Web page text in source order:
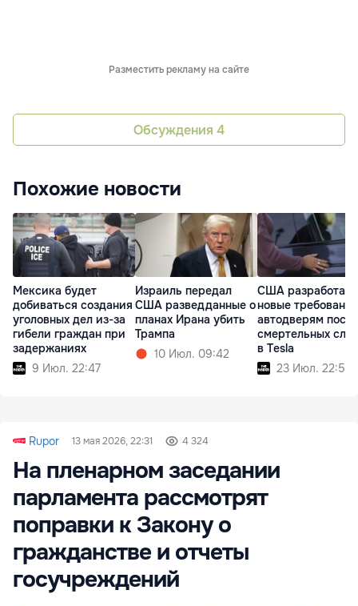
Разместить рекламу на сайте
Обсуждения 4
Похожие новости
Мексика будет
добиваться создания
уголовных дел из-за
гибели граждан при
задержаниях
9 Июл. 22:47
Израиль передал
США разведданные о
планах Ирана убить
Трампа
10 Июл. 09:42
США
новые
автодверям после
смертельных
в Tesla
23 Июл. 22:53
Rupor 13 мая 2026, 22:31 4 324
На пленарном заседании
парламента рассмотрят
поправки к Закону о
гражданстве и отчеты
госучреждений